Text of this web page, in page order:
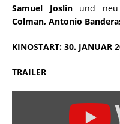
Samuel Joslin und
Colman, Antonio
KINOSTART: 30. JANUAR
TRAILER